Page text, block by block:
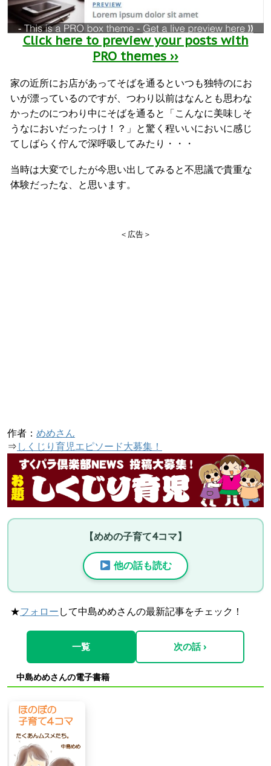
Click here to preview your posts with
PRO themes ››
家の近所にお店があってそばを通るといつも独特のにお
いが漂っているのですが、つわり以前はなんとも思わな
かったのにつわり中にそばを通ると「こんなに美味しそ
うなにおいだったっけ！？」と驚く程いいにおいに感じ
てしばらく佇んで深呼吸してみたり・・・
当時は大変でしたが今思い出してみると不思議で貴重な
体験だったな、と思います。
＜広告＞
作者： めめさん
⇒ しくじり育児エピソード大募集！
【めめの子育て4コマ】
他の話も読む
★フォロー して中島めめさんの最新記事をチェック！
一覧 次の話 ›
中島めめさんの電子書籍